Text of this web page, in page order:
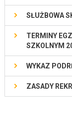
SŁUŻBOWA
TERMINY
SZKOLNYM
WYKAZ
ZASADY